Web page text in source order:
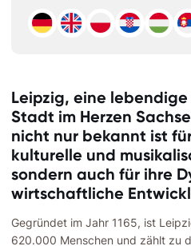
Leipzig, eine
Stadt im Herzen
nicht nur bekannt ist
kulturelle und
sondern auch für ihre
wirtschaftliche
Gegründet im Jahr 1165, ist
620.000 Menschen und zählt zu